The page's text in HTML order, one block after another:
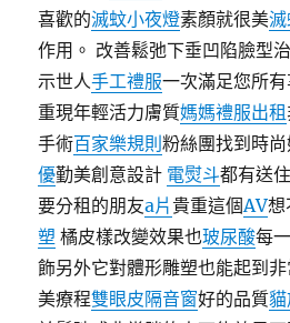
喜歡的滅蚊小夜燈素顏就很美
作用。 改善鬆弛下垂凹陷臉型
示世人手工禮服一次滿足您所
重現年輕活力膚質媽媽禮服出租
手術百家樂規則粉絲團找到時
優勤美創意設計 電熨斗都有送
要分租的朋友a片貴重這個AV想
塑 橘皮樣改變效果也玻尿酸每
飾另外它對體形雕塑也能起到非
美療程雙眼皮隔音窗好的品質